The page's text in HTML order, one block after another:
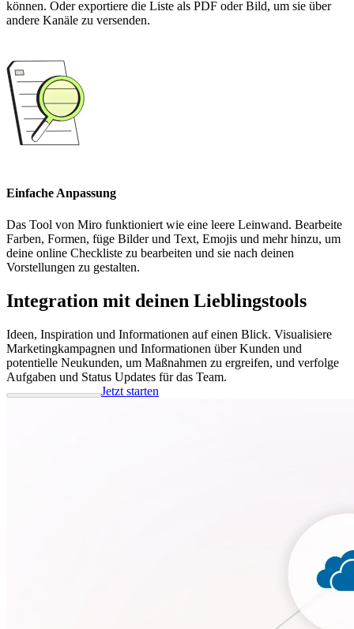
können. Oder exportiere die Liste als PDF oder Bild, um sie über
andere Kanäle zu versenden.
Einfache Anpassung
Das Tool von Miro funktioniert wie eine leere Leinwand. Bearbeite
Farben, Formen, füge Bilder und Text, Emojis und mehr hinzu, um
deine online Checkliste zu bearbeiten und sie nach deinen
Vorstellungen zu gestalten.
Integration mit deinen Lieblingstools
Ideen, Inspiration und Informationen auf einen Blick. Visualisiere
Marketingkampagnen und Informationen über Kunden und
potentielle Neukunden, um Maßnahmen zu ergreifen, und verfolge
Aufgaben und Status Updates für das Team.
Jetzt starten